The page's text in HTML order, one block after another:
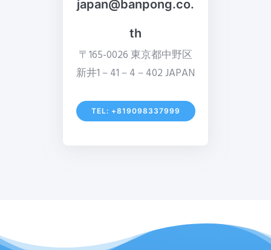
japan@banpong.co.
th
〒165-0026 東京都中野区
新井1－41－4－402 JAPAN
TEL: +819098337999